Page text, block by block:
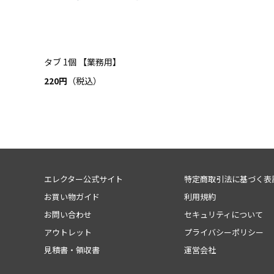
タブ 1個 【業務用】
220円 （税込）
エレクター公式サイト
お買い物ガイド
お問い合わせ
アウトレット
見積書・領収書
特定商取引法に基づく表
利用規約
セキュリティについて
プライバシーポリシー
運営会社